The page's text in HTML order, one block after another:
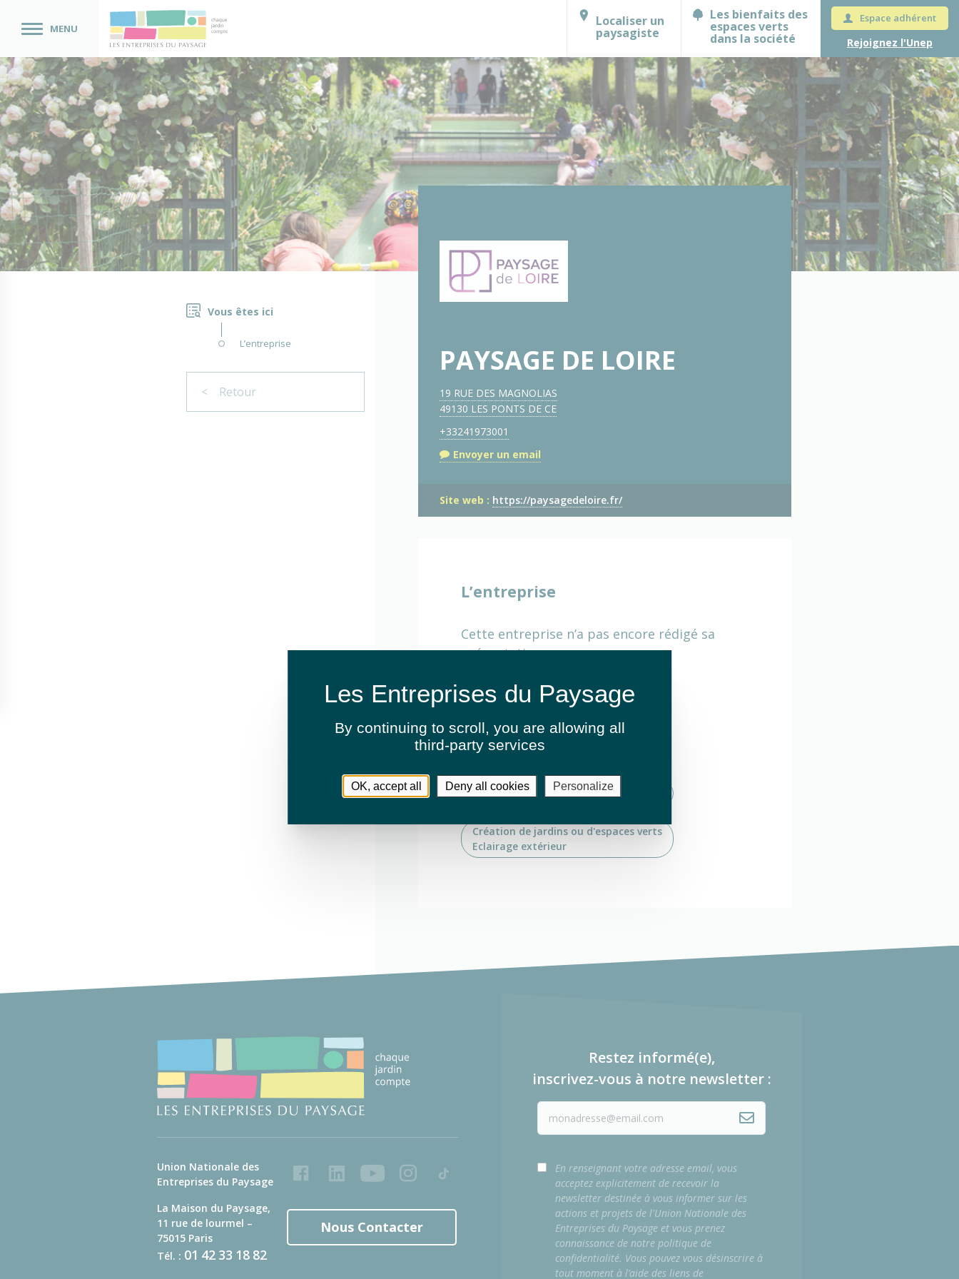
MENU Localiser un
paysagiste
Les bienfaits des
espaces verts
dans la société
Espace adhérent
Rejoignez l'Unep
Vous êtes ici
L’entreprise
< Retour
PAYSAGE DE LOIRE
19 RUE DES MAGNOLIAS
49130 LES PONTS DE CE
+33241973001
Envoyer un email
Site web : https://paysagedeloire.fr/
L’entreprise
Cette entreprise n’a pas encore rédigé sa
présentation.
Arrosage automatique
Création de jardins ou d'espaces verts
Création de jardins ou d'espaces verts
Eclairage extérieur
Union Nationale des
Entreprises du Paysage
La Maison du Paysage,
11 rue de lourmel –
75015 Paris
Tél. : 01 42 33 18 82
FacebookLinkedInYoutubeInstagram
Tiktok
Nous Contacter
Restez informé(e),
inscrivez-vous à notre newsletter :
En renseignant votre adresse email, vous
acceptez explicitement de recevoir la
newsletter destinée à vous informer sur les
actions et projets de l'Union Nationale des
Entreprises du Paysage et vous prenez
connaissance de notre politique de
confidentialité. Vous pouvez vous désinscrire à
tout moment à l’aide des liens de
By continuing to scroll, you are allowing all
third-party services
OK, accept all Deny all cookies Personalize